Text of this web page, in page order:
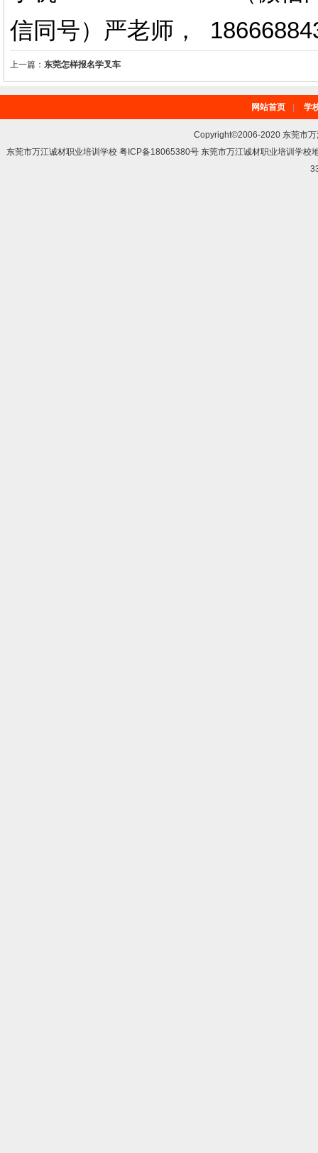
信同号）严老师 ，
上一篇： 东莞怎样报名学叉车
网站首页 学
Copyright©2006-2020 东莞市
东莞市万江诚材职业培训学校 粤ICP备18065380号 东莞市万江诚材职业培训学